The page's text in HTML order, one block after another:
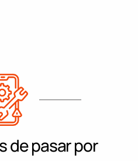
de pasar por